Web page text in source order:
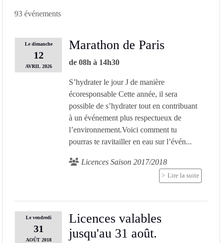
93 événements
Ledimanche
12
AVRIL 2026
Marathon de Paris
de 08h à 14h30
S’hydrater le jour J de manière
écoresponsable Cette année, il sera
possible de s’hydrater tout en contribuant
à un événement plus respectueux de
l’environnement.Voici comment tu
pourras te ravitailler en eau sur l’évén...
Licences Saison 2017/2018
Lire la suite
Levendredi
31
AOÛT 2018
Licences valables
jusqu'au 31 août.